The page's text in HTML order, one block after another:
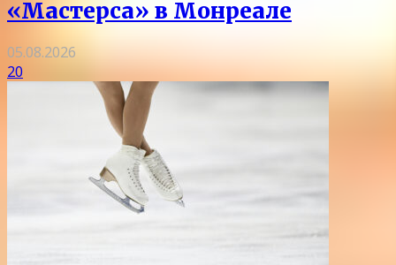
«Мастерса» в Монреале
05.08.2026
20